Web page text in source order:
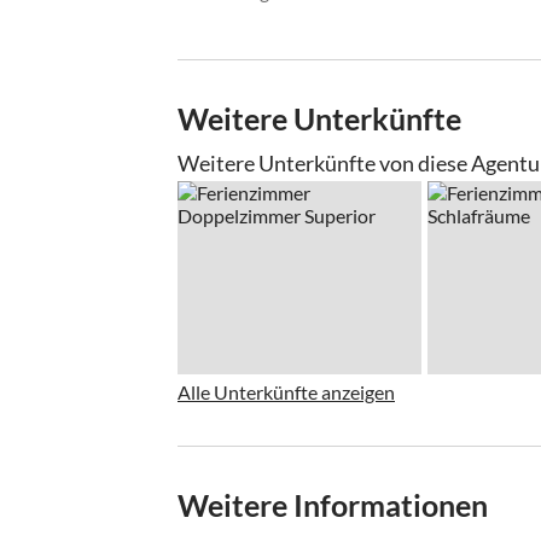
Weitere Unterkünfte
Weitere Unterkünfte von diese
Alle Unterkünfte anzeigen
Weitere Informationen